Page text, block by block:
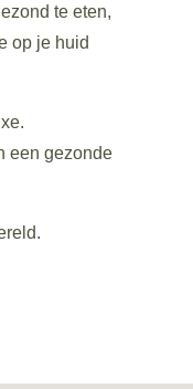
te eten,
op je huid
een gezonde